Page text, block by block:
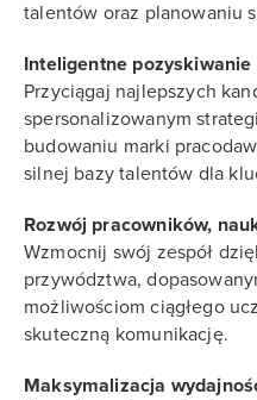
talentów oraz planowaniu
Inteligentne
Przyciągaj najlepszych
spersonalizowanym
budowaniu marki
silnej bazy talentów dla
Rozwój pracowników,
Wzmocnij swój zespół
przywództwa,
możliwościom ciągłego
skuteczną komunikację.
Maksymalizacja